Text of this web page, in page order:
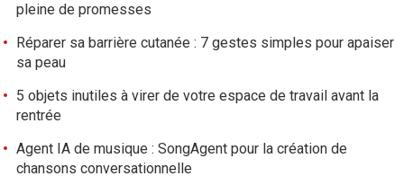
pleine de promesses
Réparer sa barrière cutanée : 7 gestes simples pour apaiser
sa peau
5 objets inutiles à virer de votre espace de travail avant la
rentrée
Agent IA de musique : SongAgent pour la création de
chansons conversationnelle